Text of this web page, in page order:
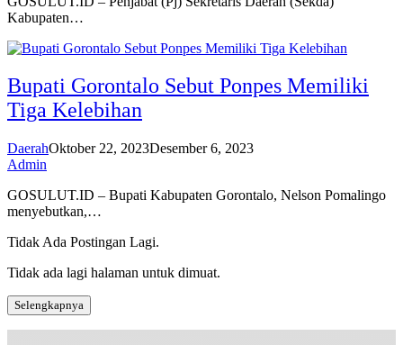
Kabupaten…
Bupati Gorontalo Sebut Ponpes Memiliki
Tiga Kelebihan
DaerahOktober 22, 2023Desember 6, 2023
Admin
GOSULUT.ID – Bupati Kabupaten Gorontalo, Nelson Pomalingo
menyebutkan,…
Tidak Ada Postingan Lagi.
Tidak ada lagi halaman untuk dimuat.
Selengkapnya